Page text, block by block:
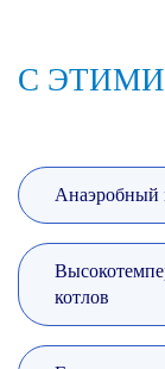
С
Анаэробный
котлов